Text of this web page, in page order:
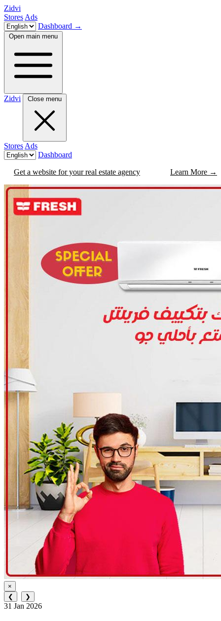
Zidvi
Stores Ads
Dashboard →
Open main menu
Zidvi Close menu
Stores Ads
Dashboard
Get a website for your real estate agency Learn More →
×
❮
❯
31 Jan 2026